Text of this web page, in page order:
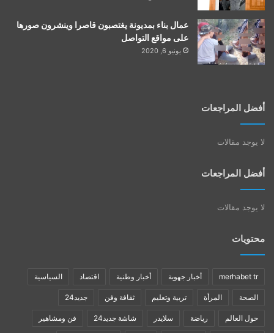
عمال بناء بمديونة يغتصبون قاصرا وينشرون صورها
على مواقع التواصل
يونيو 6, 2020
أفضل المراجعات
لا يوجد مقالات
أفضل المراجعات
لا يوجد مقالات
محتويات
merhabet tr أخبار جهوية أخبار وطنية اقتصاد السياسية
الصحة المرأة تربية وتعليم ثقافة وفن جديد24
حول العالم رياضة سلايدر شاشة جديد24 فن ومشاهير